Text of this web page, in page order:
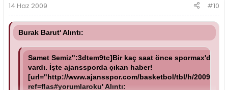
14 Haz 2009 #10
Burak Barut' Alıntı:
Samet Semiz":3dtem9tc]Bir kaç saat önce spormax'de
vardı. İşte ajanssporda çıkan haber!
[url="http://www.ajansspor.com/basketbol/tbl/h/
ref=flas#yorumlaroku' Alıntı: